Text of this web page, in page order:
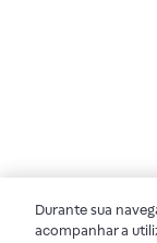
Durante sua
acompanhar a